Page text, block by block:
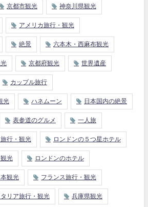
京都市観光 神奈川県観光
アメリカ旅行・観光
絶景 六本木・西麻布観光
京都府観光 世界遺産
カップル旅行
光 ハネムーン 日本国内の絶景
表参道のグルメ 一人旅
旅行・観光 ロンドンの５つ星ホテル
光 ロンドンのホテル
本観光 フランス旅行・観光
タリア旅行・観光 兵庫県観光